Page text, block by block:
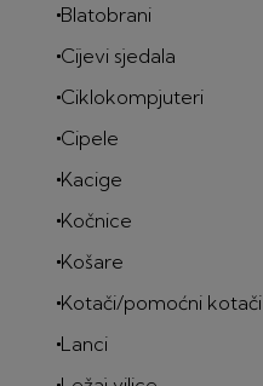
Blatobrani
Cijevi sjedala
Ciklokompjuteri
Cipele
Kacige
Kočnice
Košare
Kotači/pomoćni kotači
Lanci